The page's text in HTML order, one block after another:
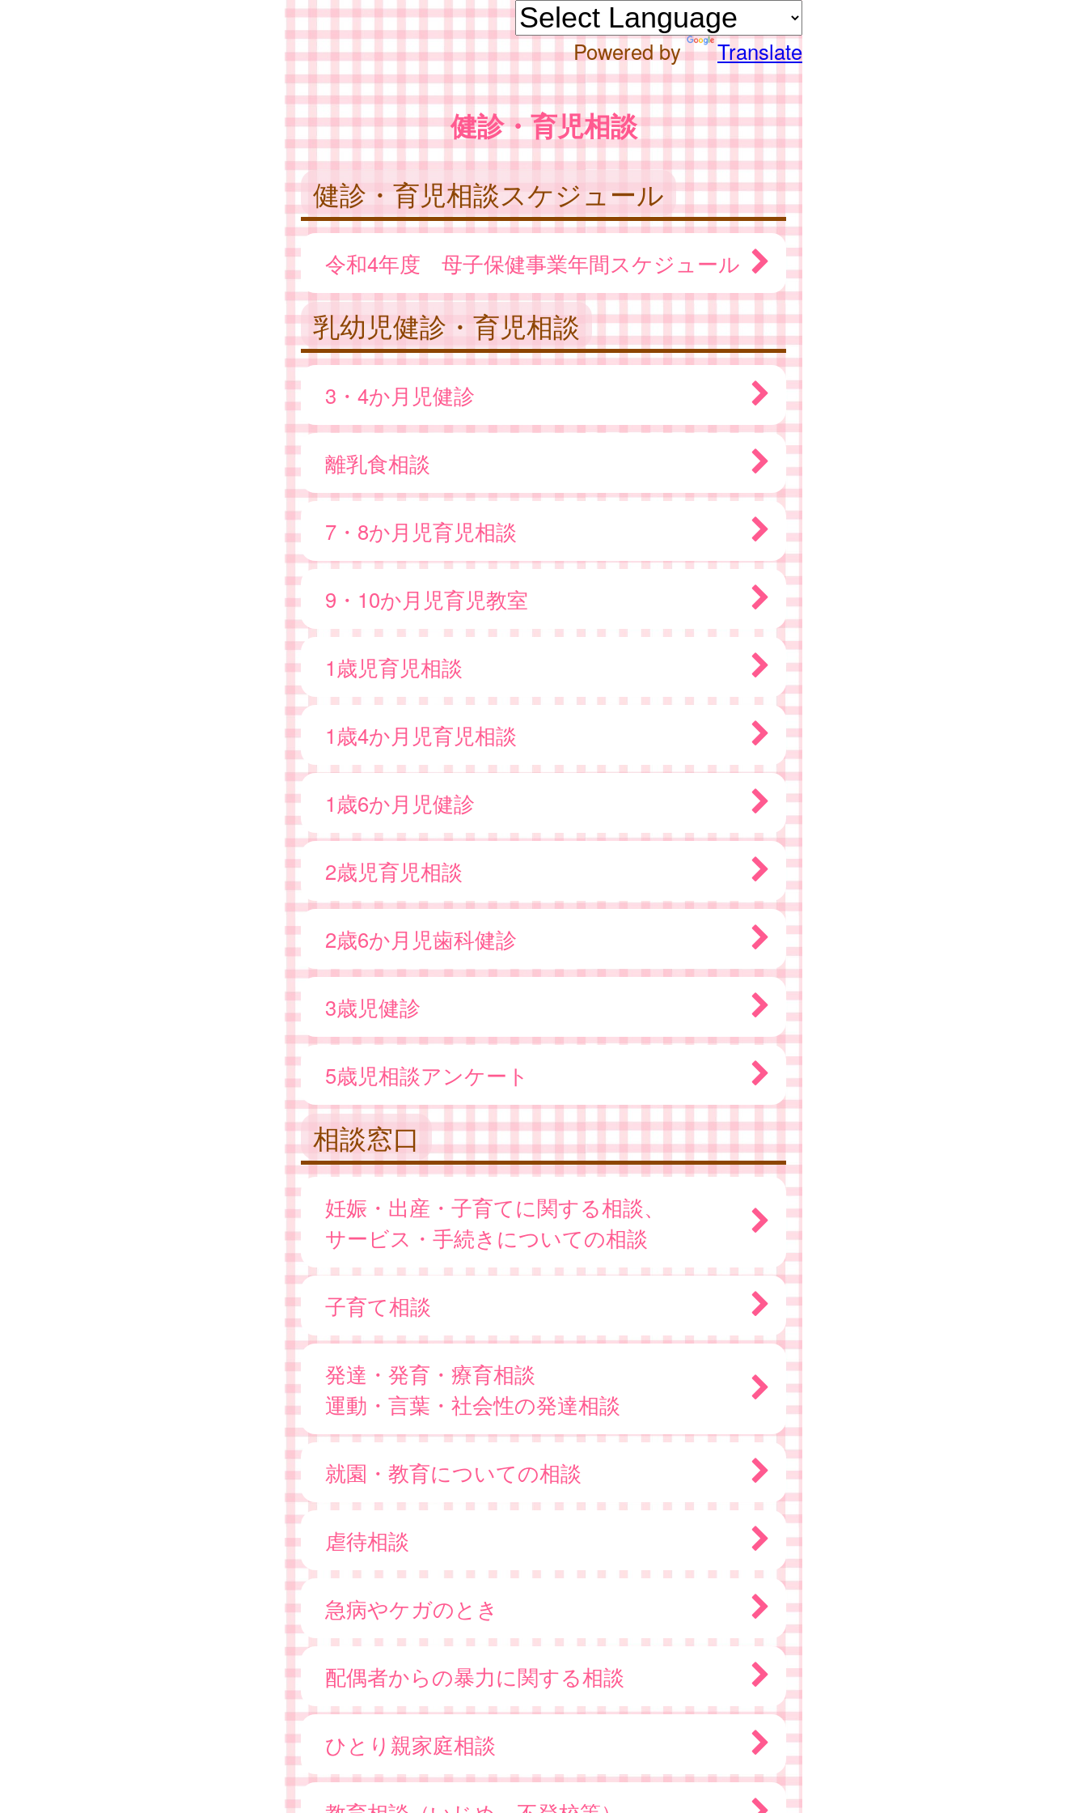
Powered by Translate
健診・育児相談
健診・育児相談スケジュール
令和4年度 母子保健事業年間スケジュール
乳幼児健診・育児相談
3・4か月児健診
離乳食相談
7・8か月児育児相談
9・10か月児育児教室
1歳児育児相談
1歳4か月児育児相談
1歳6か月児健診
2歳児育児相談
2歳6か月児歯科健診
3歳児健診
5歳児相談アンケート
相談窓口
妊娠・出産・子育てに関する相談、
サービス・手続きについての相談
子育て相談
発達・発育・療育相談
運動・言葉・社会性の発達相談
就園・教育についての相談
虐待相談
急病やケガのとき
配偶者からの暴力に関する相談
ひとり親家庭相談